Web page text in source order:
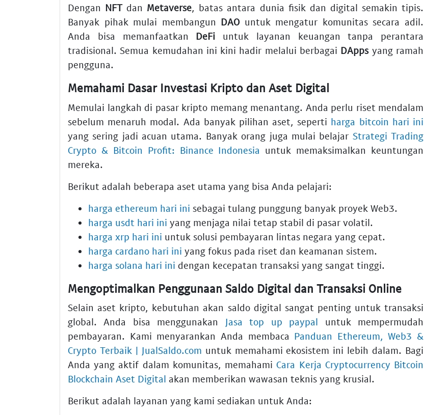
Dengan NFTdan Metaverse, batas antara dunia fisik dan digital semakin tipis.
Banyak pihak mulai membangun DAOuntuk mengatur komunitas secara adil.
Anda bisa memanfaatkan DeFi untuk layanan keuangan tanpa perantara
tradisional. Semua kemudahan ini kini hadir melalui berbagai DAppsyang ramah
pengguna.
Memahami Dasar Investasi Kripto dan Aset Digital
Memulai langkah di pasar kripto memang menantang. Anda perlu riset mendalam
sebelum menaruh modal. Ada banyak pilihan aset, seperti harga bitcoin hari ini
yang sering jadi acuan utama. Banyak orang juga mulai belajar Strategi Trading
Crypto & Bitcoin Profit: Binance Indonesia untuk memaksimalkan keuntungan
mereka.
Berikut adalah beberapa aset utama yang bisa Anda pelajari:
harga ethereum hari ini sebagai tulang punggung banyak proyek Web3.
harga usdt hari ini yang menjaga nilai tetap stabil di pasar volatil.
harga xrp hari ini untuk solusi pembayaran lintas negara yang cepat.
harga cardano hari ini yang fokus pada riset dan keamanan sistem.
harga solana hari ini dengan kecepatan transaksi yang sangat tinggi.
Mengoptimalkan Penggunaan Saldo Digital dan Transaksi Online
Selain aset kripto, kebutuhan akan saldo digital sangat penting untuk transaksi
global. Anda bisa menggunakan Jasa top up paypal untuk mempermudah
pembayaran. Kami menyarankan Anda membaca Panduan Ethereum, Web3 &
Crypto Terbaik | JualSaldo.com untuk memahami ekosistem ini lebih dalam. Bagi
Anda yang aktif dalam komunitas, memahami Cara Kerja Cryptocurrency Bitcoin
Blockchain Aset Digital akan memberikan wawasan teknis yang krusial.
Berikut adalah layanan yang kami sediakan untuk Anda: